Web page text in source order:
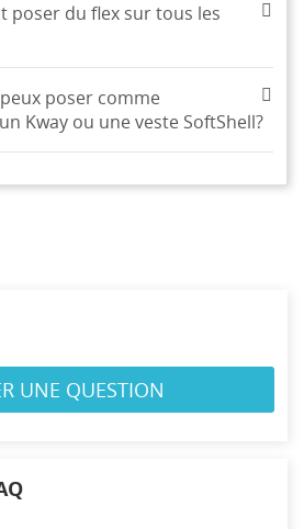
UNE QUESTION
poser du flex sur tous les
poser comme
Kway ou une veste SoftShell?
D'ENVIES